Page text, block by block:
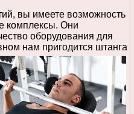
вы имеете возможность
комплексы. Они
оборудования для
нам пригодится штанга